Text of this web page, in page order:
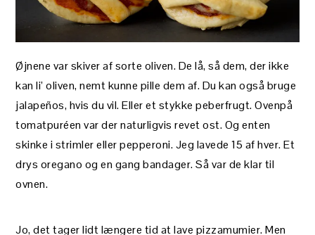
Øjnene var skiver af sorte oliven. De lå, så dem, der ikke
kan li’ oliven, nemt kunne pille dem af. Du kan også bruge
jalapeños, hvis du vil. Eller et stykke peberfrugt. Ovenpå
tomatpuréen var der naturligvis revet ost. Og enten
skinke i strimler eller pepperoni. Jeg lavede 15 af hver. Et
drys oregano og en gang bandager. Så var de klar til
ovnen.
Jo, det tager lidt længere tid at lave pizzamumier. Men